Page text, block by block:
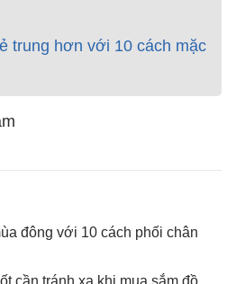
trung hơn với 10 cách mặc
đông với 10 cách phối chân
cần tránh xa khi mua sắm đồ